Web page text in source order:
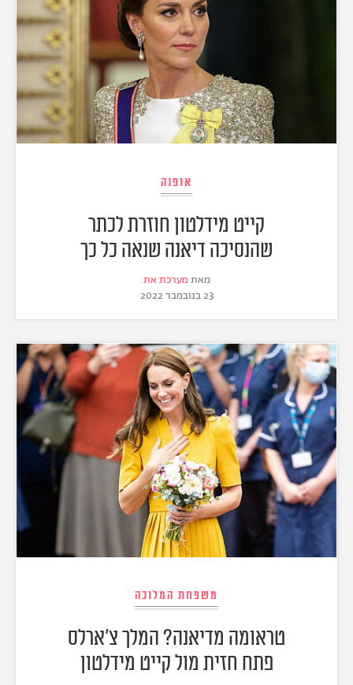
אופנה
קייט מידלטון חוזרת לכתר
שהנסיכה דיאנה שנאה כל כך
מאת מערכת את
23 בנובמבר 2022
משפחת המלוכה
טראומה מדיאנה? המלך צ'ארלס
פתח חזית מול קייט מידלטון